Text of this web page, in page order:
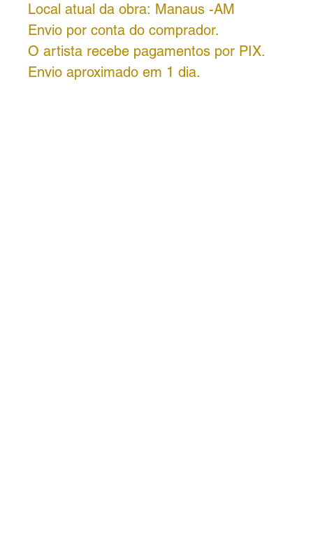
Local atual da obra: Manaus -AM
Envio por conta do comprador.
O artista recebe pagamentos por PIX.
Envio aproximado em 1 dia.